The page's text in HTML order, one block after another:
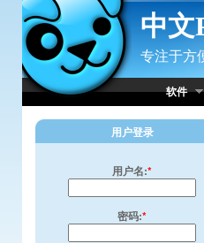
Skip to Content
中文
专注于方
软件
用户登录
用户名:*
密码:*